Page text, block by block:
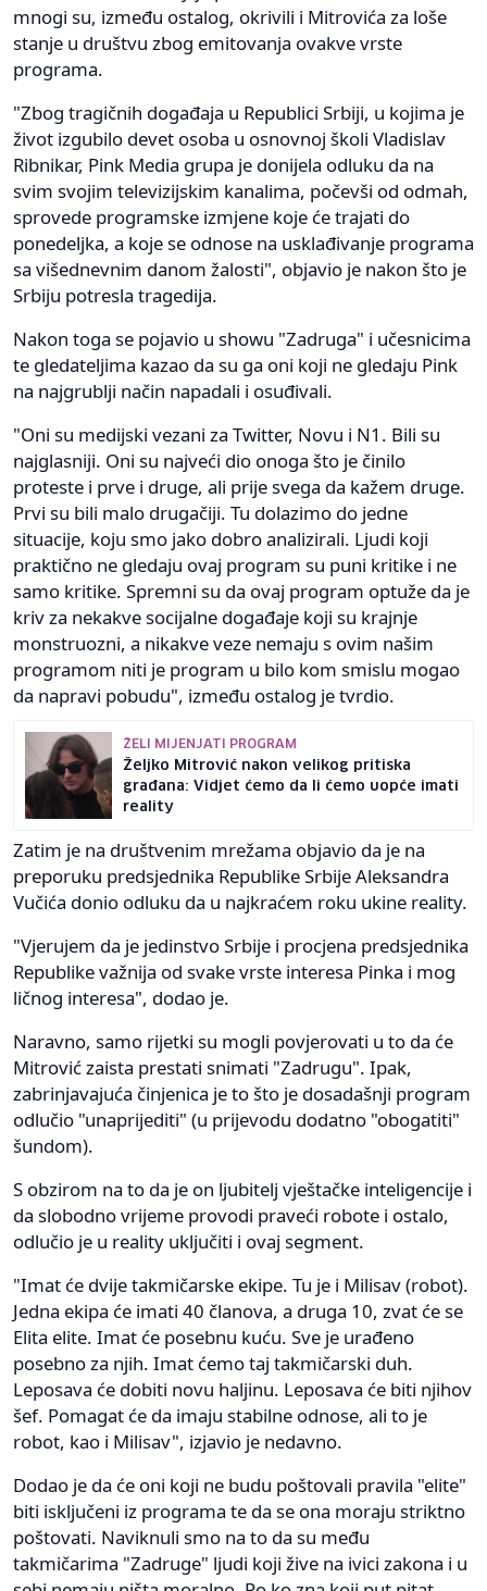
mnogi su, između ostalog, okrivili i Mitrovića za loše
stanje u društvu zbog emitovanja ovakve vrste
programa.
"Zbog tragičnih događaja u Republici Srbiji, u kojima je
život izgubilo devet osoba u osnovnoj školi Vladislav
Ribnikar, Pink Media grupa je donijela odluku da na
svim svojim televizijskim kanalima, počevši od odmah,
sprovede programske izmjene koje će trajati do
ponedeljka, a koje se odnose na usklađivanje programa
sa višednevnim danom žalosti", objavio je nakon što je
Srbiju potresla tragedija.
Nakon toga se pojavio u showu "Zadruga" i učesnicima
te gledateljima kazao da su ga oni koji ne gledaju Pink
na najgrublji način napadali i osuđivali.
"Oni su medijski vezani za Twitter, Novu i N1. Bili su
najglasniji. Oni su najveći dio onoga što je činilo
proteste i prve i druge, ali prije svega da kažem druge.
Prvi su bili malo drugačiji. Tu dolazimo do jedne
situacije, koju smo jako dobro analizirali. Ljudi koji
praktično ne gledaju ovaj program su puni kritike i ne
samo kritike. Spremni su da ovaj program optuže da je
kriv za nekakve socijalne događaje koji su krajnje
monstruozni, a nikakve veze nemaju s ovim našim
programom niti je program u bilo kom smislu mogao
da napravi pobudu", između ostalog je tvrdio.
ŽELI MIJENJATI PROGRAM
Željko Mitrović nakon velikog pritiska
građana: Vidjet ćemo da li ćemo uopće imati
reality
Zatim je na društvenim mrežama objavio da je na
preporuku predsjednika Republike Srbije Aleksandra
Vučića donio odluku da u najkraćem roku ukine reality.
"Vjerujem da je jedinstvo Srbije i procjena predsjednika
Republike važnija od svake vrste interesa Pinka i mog
ličnog interesa", dodao je.
Naravno, samo rijetki su mogli povjerovati u to da će
Mitrović zaista prestati snimati "Zadrugu". Ipak,
zabrinjavajuća činjenica je to što je dosadašnji program
odlučio "unaprijediti" (u prijevodu dodatno "obogatiti"
šundom).
S obzirom na to da je on ljubitelj vještačke inteligencije i
da slobodno vrijeme provodi praveći robote i ostalo,
odlučio je u reality uključiti i ovaj segment.
"Imat će dvije takmičarske ekipe. Tu je i Milisav (robot).
Jedna ekipa će imati 40 članova, a druga 10, zvat će se
Elita elite. Imat će posebnu kuću. Sve je urađeno
posebno za njih. Imat ćemo taj takmičarski duh.
Leposava će dobiti novu haljinu. Leposava će biti njihov
šef. Pomagat će da imaju stabilne odnose, ali to je
robot, kao i Milisav", izjavio je nedavno.
Dodao je da će oni koji ne budu poštovali pravila "elite"
biti isključeni iz programa te da se ona moraju striktno
poštovati. Naviknuli smo na to da su među
takmičarima "Zadruge" ljudi koji žive na ivici zakona i u